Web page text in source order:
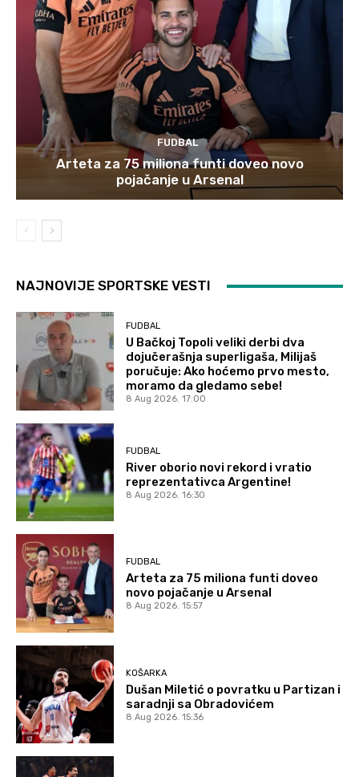
FUDBAL
Arteta za 75 miliona funti doveo novo
pojačanje u Arsenal
NAJNOVIJE SPORTSKE VESTI
FUDBAL
U Bačkoj Topoli veliki derbi dva
dojučerašnja superligaša, Milijaš
poručuje: Ako hoćemo prvo mesto,
moramo da gledamo sebe!
8 Aug 2026. 17:00
FUDBAL
River oborio novi rekord i vratio
reprezentativca Argentine!
8 Aug 2026. 16:30
FUDBAL
Arteta za 75 miliona funti doveo
novo pojačanje u Arsenal
8 Aug 2026. 15:57
KOŠARKA
Dušan Miletić o povratku u Partizan i
saradnji sa Obradovićem
8 Aug 2026. 15:36